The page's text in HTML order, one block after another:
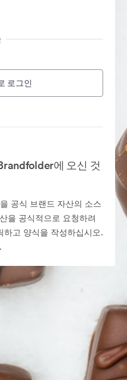
로그인
에 오신 것
공식 브랜드 자산의 소스
을 공식적으로 요청하려
하고 양식을 작성하십시오.